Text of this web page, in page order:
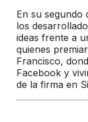
En su segundo
los
ideas frente a
quienes
Francisco,
Facebook y
de la firma en